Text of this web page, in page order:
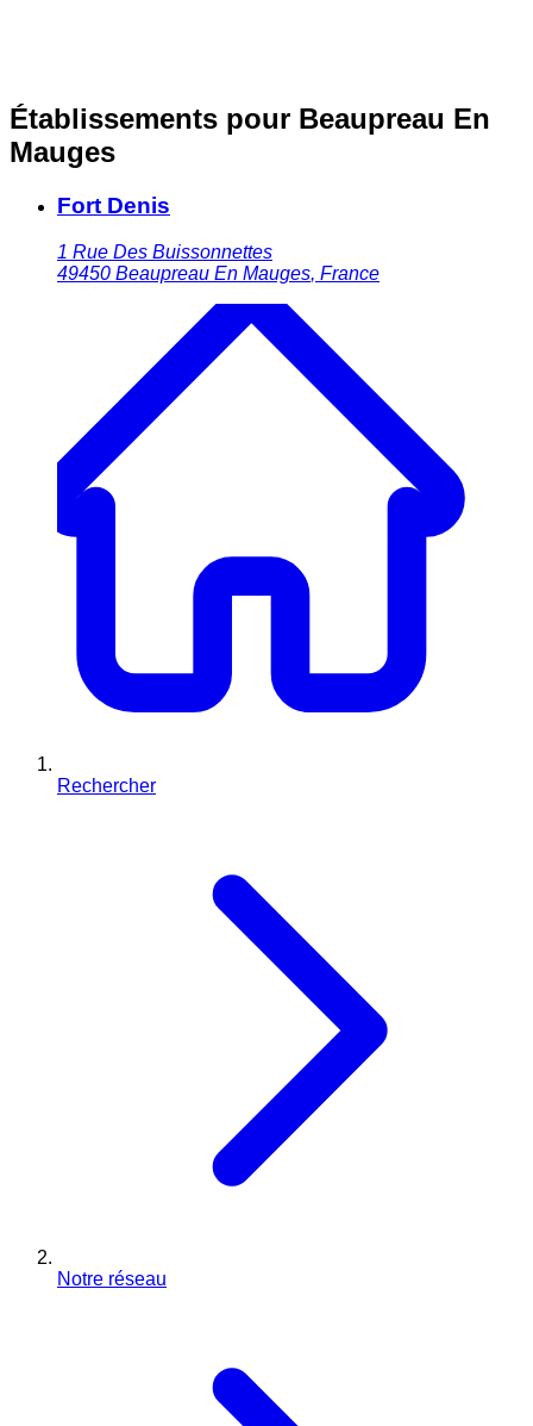
Établissements pour Beaupreau En
Mauges
Fort Denis
1 Rue Des Buissonnettes
49450 Beaupreau En Mauges, France
Rechercher
Notre réseau